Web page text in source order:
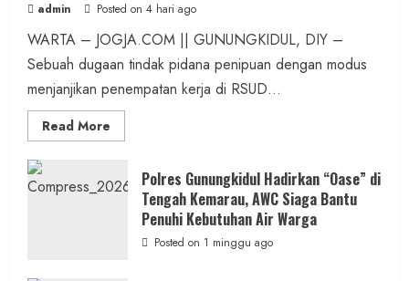
admin Posted on 4 hari ago
WARTA – JOGJA.COM || GUNUNGKIDUL, DIY –
Sebuah dugaan tindak pidana penipuan dengan modus
menjanjikan penempatan kerja di RSUD...
Read More
more
Penipuan
Masuk
RSUD
Wonosari
Seret
Polres Gunungkidul Hadirkan “Oase” di
Tengah Kemarau, AWC Siaga Bantu
Penuhi Kebutuhan Air Warga
Posted on 1 minggu ago